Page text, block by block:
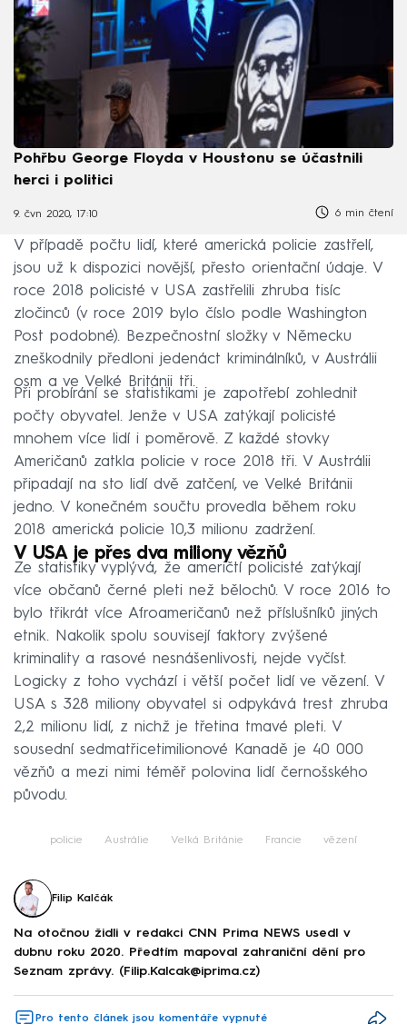
Pohřbu George Floyda v Houstonu se účastnili
herci i politici
9. čvn 2020, 17:10 6 min čtení
V případě počtu lidí, které americká policie zastřelí,
jsou už k dispozici novější, přesto orientační údaje. V
roce 2018 policisté v USA zastřelili zhruba tisíc
zločinců (v roce 2019 bylo číslo podle Washington
Post podobné). Bezpečnostní složky v Německu
zneškodnily předloni jedenáct kriminálníků, v Austrálii
osm a ve Velké Británii tři.
Při probírání se statistikami je zapotřebí zohlednit
počty obyvatel. Jenže v USA zatýkají policisté
mnohem více lidí i poměrově. Z každé stovky
Američanů zatkla policie v roce 2018 tři. V Austrálii
připadají na sto lidí dvě zatčení, ve Velké Británii
jedno. V konečném součtu provedla během roku
2018 americká policie 10,3 milionu zadržení.
V USA je přes dva miliony vězňů
Ze statistiky vyplývá, že američtí policisté zatýkají
více občanů černé pleti než bělochů. V roce 2016 to
bylo třikrát více Afroameričanů než příslušníků jiných
etnik. Nakolik spolu souvisejí faktory zvýšené
kriminality a rasové nesnášenlivosti, nejde vyčíst.
Logicky z toho vychází i větší počet lidí ve vězení. V
USA s 328 miliony obyvatel si odpykává trest zhruba
2,2 milionu lidí, z nichž je třetina tmavé pleti. V
sousední sedmatřicetimilionové Kanadě je 40 000
vězňů a mezi nimi téměř polovina lidí černošského
původu.
policie Austrálie Velká Británie Francie vězení
Filip Kalčák
Na otočnou židli v redakci CNN Prima NEWS usedl v
dubnu roku 2020. Předtím mapoval zahraniční dění pro
Seznam zprávy. (Filip.Kalcak@iprima.cz)
Pro tento článek jsou komentáře vypnuté